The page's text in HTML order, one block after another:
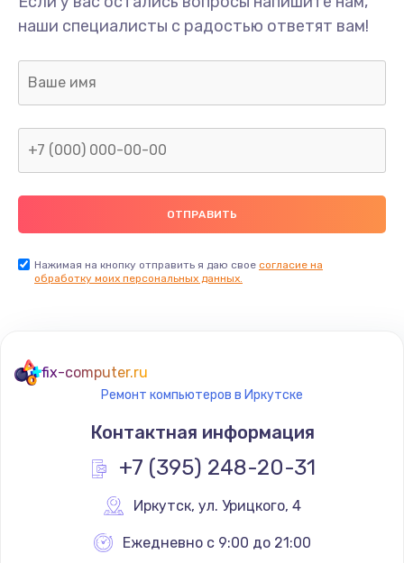
Ремонт шлейфа
Заказать
Замена вибро элемента
Заказать
Восстановление дорожек платы
Заказать
350 руб.
наши специалисты с радостью ответят вам!
Нажимая на кнопку отправить я даю свое согласие на
обработку моих персональных данных.
fix-computer.ru
Ремонт компьютеров в Иркутске
Контактная информация
+7 (395) 248-20-31
Иркутск, ул. Урицкого, 4
Ежедневно с 9:00 до 21:00